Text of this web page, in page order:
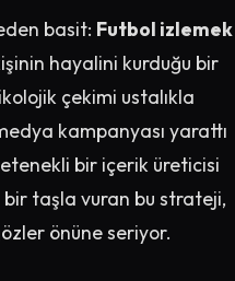
basit: Futbol izlemek
hayalini kurduğu bir
çekimi ustalıkla
kampanyası yarattı
bir içerik üreticisi
bir taşla vuran bu strateji,
önüne seriyor.